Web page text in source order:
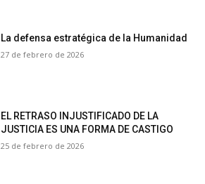
La defensa estratégica de la Humanidad
27 de febrero de 2026
EL RETRASO INJUSTIFICADO DE LA
JUSTICIA ES UNA FORMA DE CASTIGO
25 de febrero de 2026